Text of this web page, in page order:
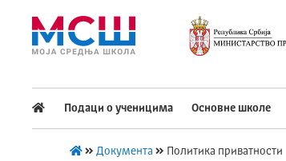
Подешавaња
Изаберите стил приказа слова
Подаци о ученицима Основне школе
Документа Политика приватности